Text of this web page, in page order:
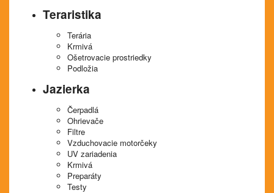
Teraristika
Terária
Krmivá
Ošetrovacie prostriedky
Podložia
Jazierka
Čerpadlá
Ohrievače
Filtre
Vzduchovacie motorčeky
UV zariadenia
Krmivá
Preparáty
Testy